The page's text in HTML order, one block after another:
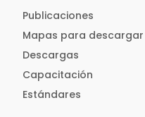
Publicaciones
Mapas para descargar
Descargas
Capacitación
Estándares